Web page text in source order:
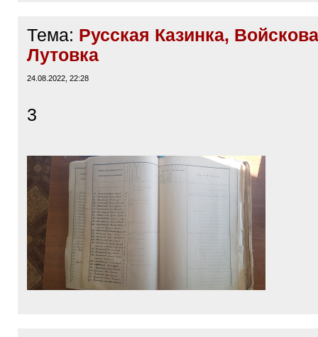
Тема: Русская Казинка,
Лутовка
24.08.2022, 22:28
3